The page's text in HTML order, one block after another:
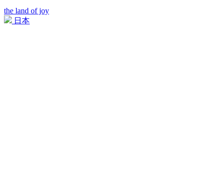
the land of joy
日本